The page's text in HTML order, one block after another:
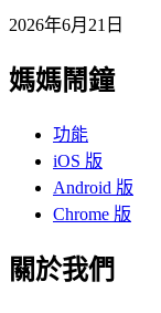
2026年6月21日
媽媽鬧鐘
功能
iOS 版
Android 版
Chrome 版
關於我們